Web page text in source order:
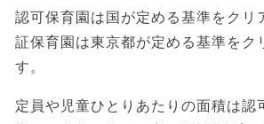
認可保育園は国が定める基準をクリ
証保育園は東京都が定める基準をク
す。
定員や児童ひとりあたりの面積は認